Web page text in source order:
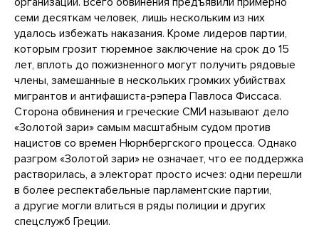
семи десяткам человек, лишь нескольким из них
удалось избежать наказания. Кроме лидеров партии,
которым грозит тюремное заключение на срок до 15
лет, вплоть до пожизненного могут получить рядовые
члены, замешанные в нескольких громких убийствах
мигрантов и антифашиста-рэпера Павлоса Фиссаса.
Сторона обвинения и греческие СМИ называют дело
«Золотой зари» самым масштабным судом против
нацистов со времен Нюрнбергского процесса. Однако
разгром «Золотой зари» не означает, что ее поддержка
растворилась, а электорат просто исчез: одни перешли
в более респектабельные парламентские партии,
а другие могли влиться в ряды полиции и других
спецслужб Греции.